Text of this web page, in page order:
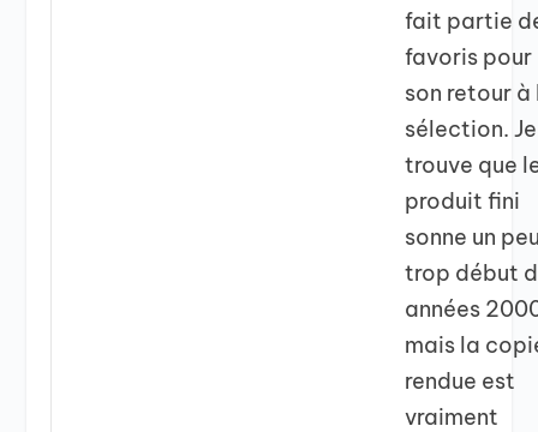
fait partie
favoris pour
son retour à
sélection. Je
trouve que
produit fini
sonne un
trop début
années
mais la
rendue est
vraiment